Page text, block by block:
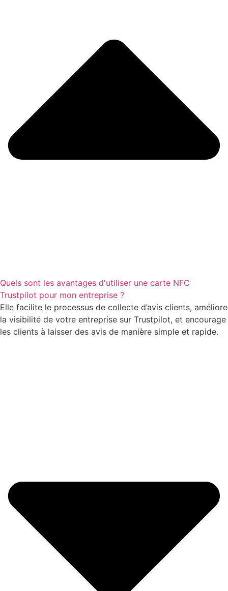
Quels sont les avantages d'utiliser une carte NFC
Trustpilot pour mon entreprise ?
Elle facilite le processus de collecte d’avis clients, améliore
la visibilité de votre entreprise sur Trustpilot, et encourage
les clients à laisser des avis de manière simple et rapide.